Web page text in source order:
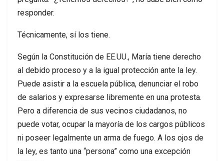
responder.
Técnicamente, sí los tiene.
Según la Constitución de EE.UU., María tiene derecho
al debido proceso y a la igual protección ante la ley.
Puede asistir a la escuela pública, denunciar el robo
de salarios y expresarse libremente en una protesta.
Pero a diferencia de sus vecinos ciudadanos, no
puede votar, ocupar la mayoría de los cargos públicos
ni poseer legalmente un arma de fuego. A los ojos de
la ley, es tanto una “persona” como una excepción